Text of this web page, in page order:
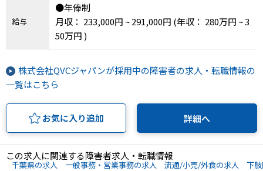
給与
●年俸制
月収： 233,000円 ~ 291,000円 (年収： 280万円 ~ 3
50万円 )
株式会社QVCジャパンが採用中の障害者の求人・転職情報の
一覧はこちら
お気に入り追加 詳細へ
この求人に関連する障害者求人・転職情報
千葉県の求人 一般事務・営業事務の求人 流通/小売/外食の求人 下